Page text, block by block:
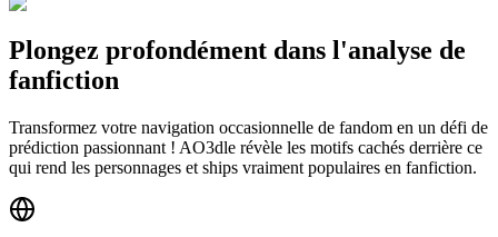
Plongez profondément dans l'analyse de
fanfiction
Transformez votre navigation occasionnelle de fandom en un défi de
prédiction passionnant ! AO3dle révèle les motifs cachés derrière ce
qui rend les personnages et ships vraiment populaires en fanfiction.